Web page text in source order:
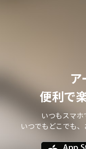
便利で
いつもスマホ
いつでもどこでも、